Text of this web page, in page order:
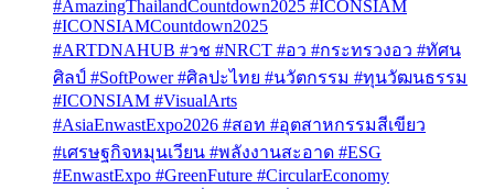
#AmazingThailandCountdown2025 #ICONSIAM
#ICONSIAMCountdown2025
#ARTDNAHUB #วช #NRCT #อว #กระทรวงอว #ทัศน
ศิลป์ #SoftPower #ศิลปะไทย #นวัตกรรม #ทุนวัฒนธรรม
#ICONSIAM #VisualArts
#AsiaEnwastExpo2026 #สอท #อุตสาหกรรมสีเขียว
#เศรษฐกิจหมุนเวียน #พลังงานสะอาด #ESG
#EnwastExpo #GreenFuture #CircularEconomy